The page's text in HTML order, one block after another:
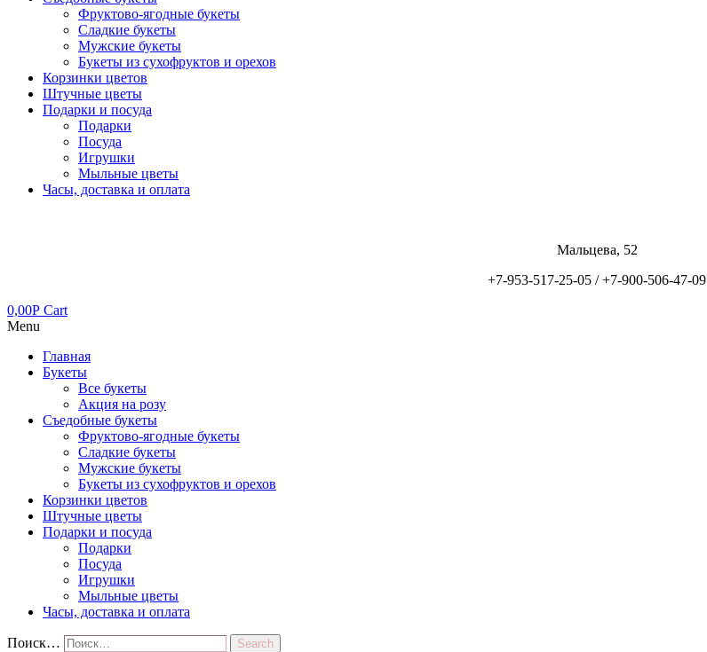
Фруктово-ягодные букеты
Сладкие букеты
Мужские букеты
Букеты из сухофруктов и орехов
Корзинки цветов
Штучные цветы
Подарки и посуда
Подарки
Посуда
Игрушки
Мыльные цветы
Часы, доставка и оплата
Мальцева, 52
+7-953-517-25-05 /+7-900-506-47-09
0,00Р Cart
Menu
Главная
Букеты
Все букеты
Акция на розу
Съедобные букеты
Фруктово-ягодные букеты
Сладкие букеты
Мужские букеты
Букеты из сухофруктов и орехов
Корзинки цветов
Штучные цветы
Подарки и посуда
Подарки
Посуда
Игрушки
Мыльные цветы
Часы, доставка и оплата
Поиск… Search